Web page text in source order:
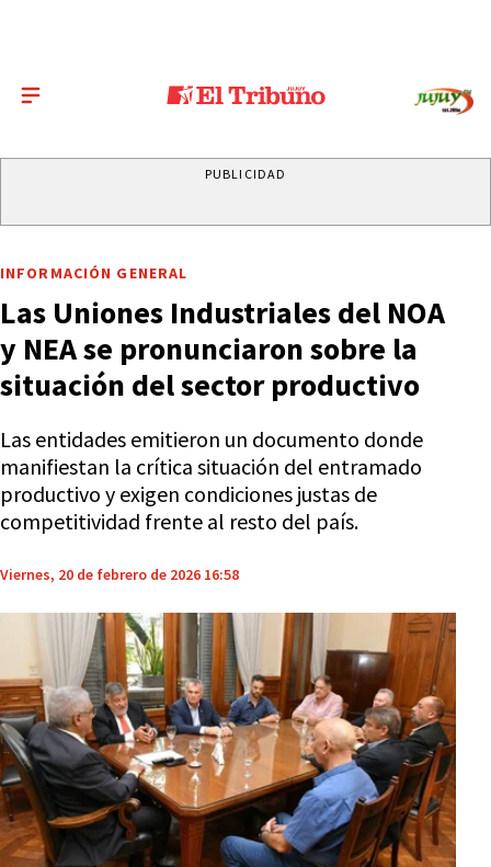
PUBLICIDAD
INFORMACIÓN GENERAL
Las Uniones Industriales del NOA
y NEA se pronunciaron sobre la
situación del sector productivo
Las entidades emitieron un documento donde
manifiestan la crítica situación del entramado
productivo y exigen condiciones justas de
competitividad frente al resto del país.
Viernes, 20 de febrero de 2026 16:58